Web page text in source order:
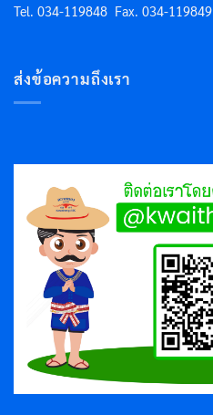
Tel. 034-119848 Fax. 034-119849
ส่งข้อความถึงเรา